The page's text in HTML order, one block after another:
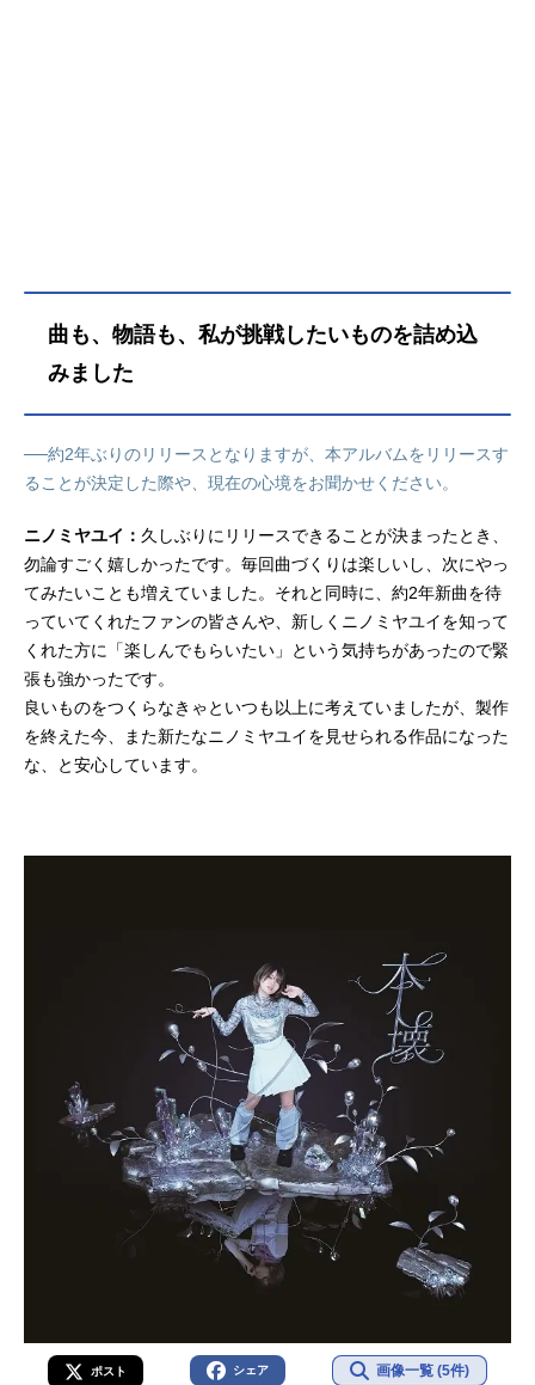
曲も、物語も、私が挑戦したいものを詰め込
みました
──約2年ぶりのリリースとなりますが、本アルバムをリリースす
ることが決定した際や、現在の心境をお聞かせください。
ニノミヤユイ： 久しぶりにリリースできることが決まったとき、
勿論すごく嬉しかったです。毎回曲づくりは楽しいし、次にやっ
てみたいことも増えていました。それと同時に、約2年新曲を待
っていてくれたファンの皆さんや、新しくニノミヤユイを知って
くれた方に「楽しんでもらいたい」という気持ちがあったので緊
張も強かったです。
良いものをつくらなきゃといつも以上に考えていましたが、製作
を終えた今、また新たなニノミヤユイを見せられる作品になった
な、と安心しています。
ポスト シェア 画像一覧 (5件)